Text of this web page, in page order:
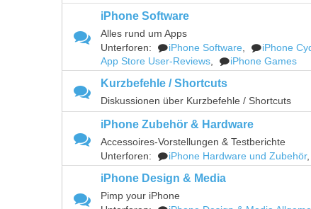
iPhone Software
Alles rund um Apps
Unterforen:
iPhone Software iPhone
App Store User-Reviews
iPhone Games
Kurzbefehle / Shortcuts
Diskussionen über Kurzbefehle / Shortcuts
iPhone Zubehör & Hardware
Accessoires-Vorstellungen & Testberichte
Unterforen:
iPhone Hardware und Zubehör,
iPhone Design & Media
Pimp your iPhone